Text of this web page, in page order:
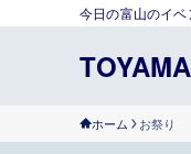
今日の富山のイ
ホーム お祭り